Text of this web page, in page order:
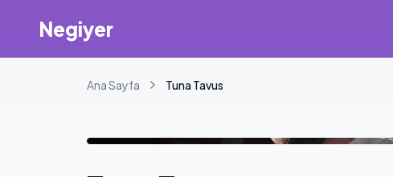
Negiyer
Ana Sayfa Tuna Tavus